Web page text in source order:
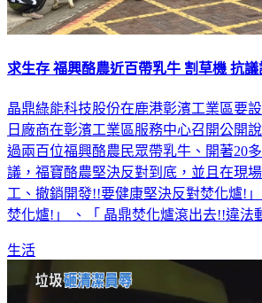
求生存 福興酪農近百帶乳牛 割草機 抗
晶鼎綠能科技股份在鹿港彰濱工業區要
日廠商在彰濱工業區服務中心召開公開
過兩百位福興酪農民眾帶乳牛、開著20
議，福寶酪農堅決反對到底，並且在現
工、撤銷開發!!要健康堅決反對焚化爐!
焚化爐!」 、「 晶鼎焚化爐滾出去!!違法
生活